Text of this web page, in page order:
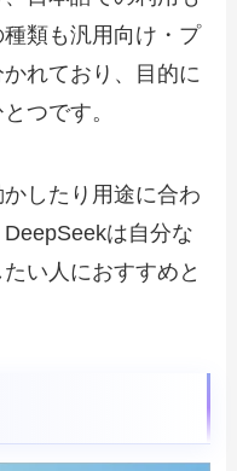
類も汎用向け・プ
れており、目的に
つです。
したり用途に合わ
は自分な
い人におすすめと